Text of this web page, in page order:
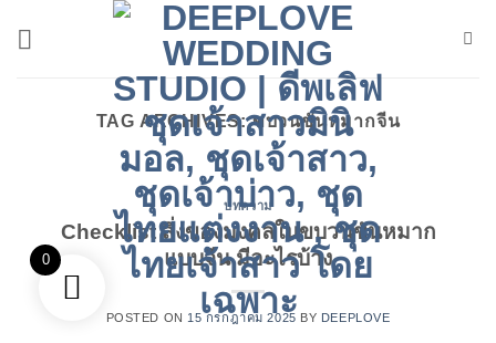
TAG ARCHIVES:ขบวนขันหมากจีน
บทความ
Checklist สิ่งของมงคลในขบวนขันหมาก
แบบจีน มีอะไรบ้าง
POSTED ON 15 กรกฎาคม 2025 BY DEEPLOVE
0